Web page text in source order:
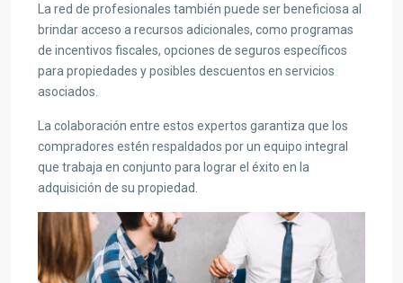
La red de profesionales también puede ser beneficiosa al
brindar acceso a recursos adicionales, como programas
de incentivos fiscales, opciones de seguros específicos
para propiedades y posibles descuentos en servicios
asociados.
La colaboración entre estos expertos garantiza que los
compradores estén respaldados por un equipo integral
que trabaja en conjunto para lograr el éxito en la
adquisición de su propiedad.